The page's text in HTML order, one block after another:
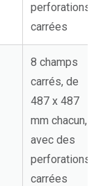
perforations
carrées
8 champs
carrés, de
487 x 487
mm chacun,
avec des
perforations
carrées